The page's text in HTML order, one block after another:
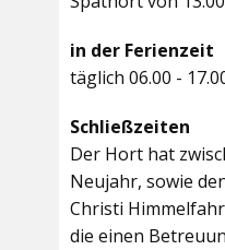
in der Ferienzeit
täglich 06.00 -
Schließzeiten
Der Hort hat
Neujahr, sowie
Christi
die einen